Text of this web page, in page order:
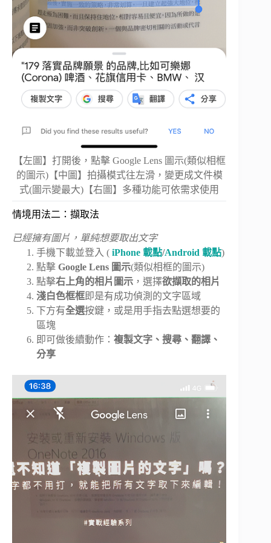
【左圖】打開後，點擊 Google Lens 圖示(類似相框
的圖示)【中圖】拍攝模式往左滑，變更成文件模
式(圖示變最大)【右圖】多種功能可依需求使用
情境用法二：擷取法
已經擁有圖片，單純想要取出文字
手機下載並登入 ( iPhone 載點/Android 載點)
點擊 Google Lens 圖示(類似相框的圖示)
點擊右上角的相片圖示 ，選擇欲擷取的相片
淺白色框框即是有成功偵測的文字區域
下方有全選按鍵，或是用手指去點選想要的
區塊
即可做後續動作： 複製文字、搜尋、翻譯、
分享